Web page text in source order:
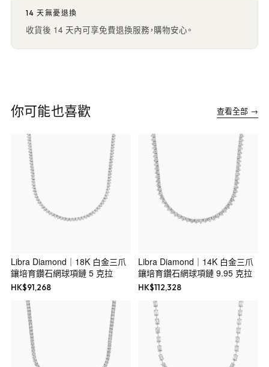
14 天無憂退換
收貨後 14 天內可享免費退換服務，購物安心。
你可能也喜歡 查看全部 →
Libra Diamond｜18K 白金三爪
鑲培育鑽石網球項鏈 5 克拉
HK$91,268
Libra Diamond｜14K 白金三爪
鑲培育鑽石網球項鏈 9.95 克拉
HK$112,328